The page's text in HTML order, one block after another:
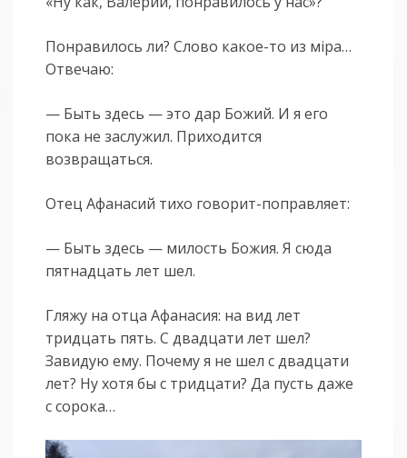
Понравилось ли? Слово какое-то из мiра…
Отвечаю:
— Быть здесь — это дар Божий. И я его
пока не заслужил. Приходится
возвращаться.
Отец Афанасий тихо говорит-поправляет:
— Быть здесь — милость Божия. Я сюда
пятнадцать лет шел.
Гляжу на отца Афанасия: на вид лет
тридцать пять. С двадцати лет шел?
Завидую ему. Почему я не шел с двадцати
лет? Ну хотя бы с тридцати? Да пусть даже
с сорока…